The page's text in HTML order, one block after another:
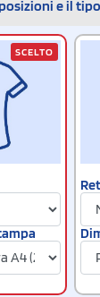
e il
SCELTO